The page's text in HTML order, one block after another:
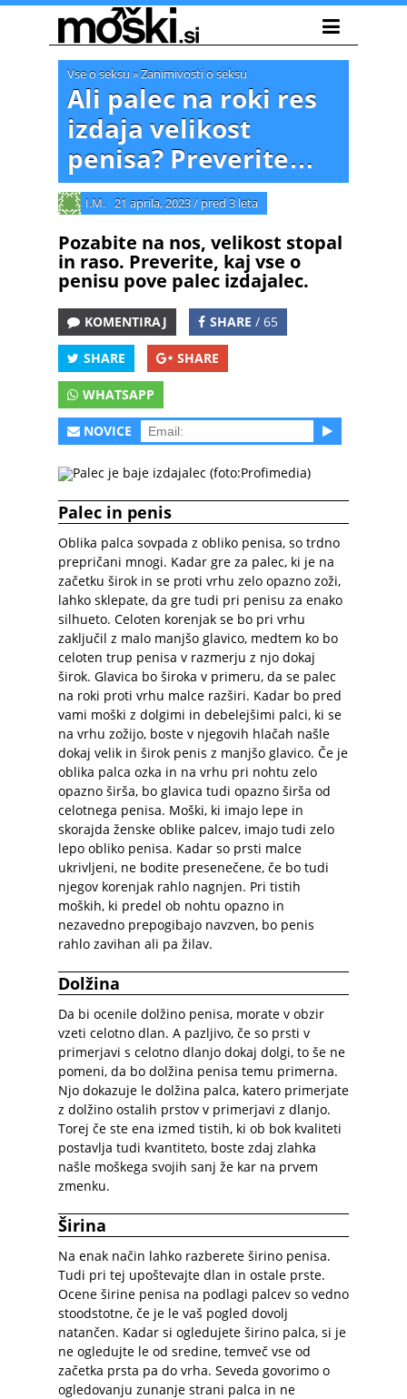
Vse o seksu »Zanimivosti o seksu
Ali palec na roki res
izdaja velikost
penisa? Preverite…
I.M. 21 aprila, 2023/ pred 3 leta
Pozabite na nos, velikost stopal
in raso. Preverite, kaj vse o
penisu pove palec izdajalec.
KOMENTIRAJ SHARE / 65
SHARE SHARE
WHATSAPP
NOVICE
Palec je baje izdajalec (foto:Profimedia)
Palec in penis
Oblika palca sovpada z obliko penisa, so trdno
prepričani mnogi. Kadar gre za palec, ki je na
začetku širok in se proti vrhu zelo opazno zoži,
lahko sklepate, da gre tudi pri penisu za enako
silhueto. Celoten korenjak se bo pri vrhu
zaključil z malo manjšo glavico, medtem ko bo
celoten trup penisa v razmerju z njo dokaj
širok. Glavica bo široka v primeru, da se palec
na roki proti vrhu malce razširi. Kadar bo pred
vami moški z dolgimi in debelejšimi palci, ki se
na vrhu zožijo, boste v njegovih hlačah našle
dokaj velik in širok penis z manjšo glavico. Če je
oblika palca ozka in na vrhu pri nohtu zelo
opazno širša, bo glavica tudi opazno širša od
celotnega penisa. Moški, ki imajo lepe in
skorajda ženske oblike palcev, imajo tudi zelo
lepo obliko penisa. Kadar so prsti malce
ukrivljeni, ne bodite presenečene, če bo tudi
njegov korenjak rahlo nagnjen. Pri tistih
moških, ki predel ob nohtu opazno in
nezavedno prepogibajo navzven, bo penis
rahlo zavihan ali pa žilav.
Dolžina
Da bi ocenile dolžino penisa, morate v obzir
vzeti celotno dlan. A pazljivo, če so prsti v
primerjavi s celotno dlanjo dokaj dolgi, to še ne
pomeni, da bo dolžina penisa temu primerna.
Njo dokazuje le dolžina palca, katero primerjate
z dolžino ostalih prstov v primerjavi z dlanjo.
Torej če ste ena izmed tistih, ki ob bok kvaliteti
postavlja tudi kvantiteto, boste zdaj zlahka
našle moškega svojih sanj že kar na prvem
zmenku.
Širina
Na enak način lahko razberete širino penisa.
Tudi pri tej upoštevajte dlan in ostale prste.
Ocene širine penisa na podlagi palcev so vedno
stoodstotne, če je le vaš pogled dovolj
natančen. Kadar si ogledujete širino palca, si je
ne ogledujte le od sredine, temveč vse od
začetka prsta pa do vrha. Seveda govorimo o
ogledovanju zunanje strani palca in ne